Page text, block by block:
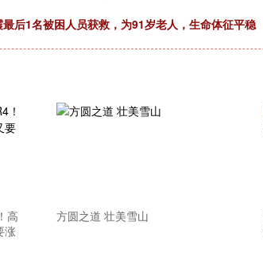
后1名被困人员获救，为91岁老人，生命体征平稳
高
涨
方圆之道 壮美雪山